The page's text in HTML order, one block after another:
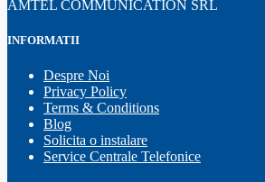
AMTEL COMMUNICATION SRL
INFORMATII
Despre Noi
Privacy Policy
Terms & Conditions
Blog
Solicita o instalare
Service Centrale Telefonice